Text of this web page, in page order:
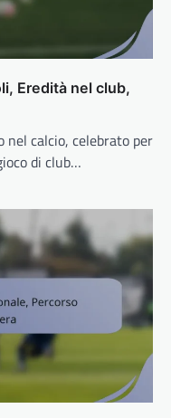
Eredità nel club,
nel calcio, celebrato per
di club…